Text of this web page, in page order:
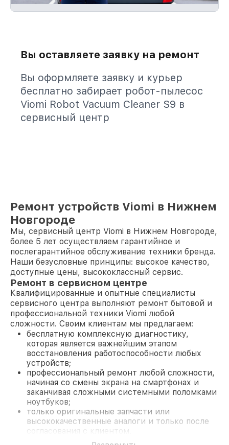
Вы оставляете заявку на ремонт
Вы оформляете заявку и курьер
бесплатно забирает робот-пылесос
Viomi Robot Vacuum Cleaner S9 в
сервисный центр
Ремонт устройств Viomi в Нижнем
Новгороде
Мы, сервисный центр Viomi в Нижнем Новгороде,
более 5 лет осуществляем гарантийное и
послегарантийное обслуживание техники бренда.
Наши безусловные принципы: высокое качество,
доступные цены, высококлассный сервис.
Ремонт в сервисном центре
Квалифицированные и опытные специалисты
сервисного центра выполняют ремонт бытовой и
профессиональной техники Viomi любой
сложности. Своим клиентам мы предлагаем:
бесплатную комплексную диагностику,
которая является важнейшим этапом
восстановления работоспособности любых
устройств;
профессиональный ремонт любой сложности,
начиная со смены экрана на смартфонах и
заканчивая сложными системными поломками
ноутбуков;
только оригинальные запчасти или
высококачественные аналоги и только после
согласования с клиентом.
На все работы и замененные комплектующие